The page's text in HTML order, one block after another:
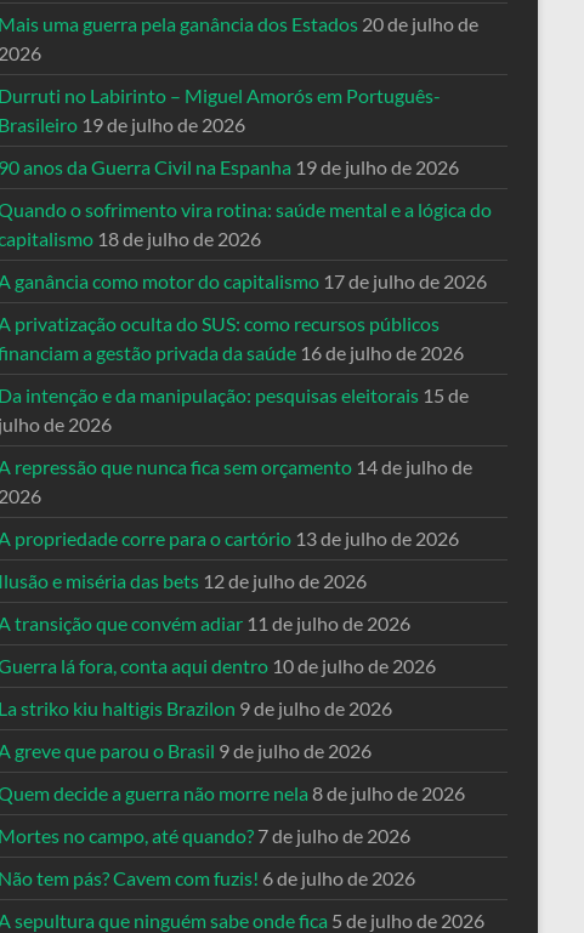
Mais uma guerra pela ganância dos Estados 20 de julho de
2026
Durruti no Labirinto – Miguel Amorós em Português-
Brasileiro 19 de julho de 2026
90 anos da Guerra Civil na Espanha 19 de julho de 2026
o sofrimento vira rotina: saúde mental e a lógica do
18 de julho de 2026
ganância como motor do capitalismo 17 de julho de 2026
privatização oculta do SUS: como recursos públicos
a gestão privada da saúde 16 de julho de 2026
Da intenção e da manipulação: pesquisas eleitorais 15 de
julho de 2026
repressão que nunca fica sem orçamento 14 de julho de
2026
propriedade corre para o cartório 13 de julho de 2026
Ilusão e miséria das bets 12 de julho de 2026
transição que convém adiar 11 de julho de 2026
lá fora, conta aqui dentro 10 de julho de 2026
La striko kiu haltigis Brazilon 9 de julho de 2026
greve que parou o Brasil 9 de julho de 2026
decide a guerra não morre nela 8 de julho de 2026
Mortes no campo, até quando? 7 de julho de 2026
Não tem pás? Cavem com fuzis! 6 de julho de 2026
sepultura que ninguém sabe onde fica 5 de julho de 2026